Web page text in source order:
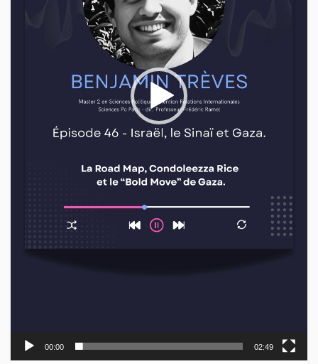
00:00 02:49